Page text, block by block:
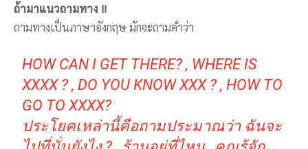
ถ้ามาแนวถามทาง !!
ถามทางเป็นภาษาอังกฤษ มักจะถามคำว่า
HOW CAN I GET THERE? , WHERE IS
XXXX ? , DO YOU KNOW XXX ? , HOW TO
GO TO XXXX?
ประโยคเหล่านี้คือถามประมาณว่า ฉันจะ